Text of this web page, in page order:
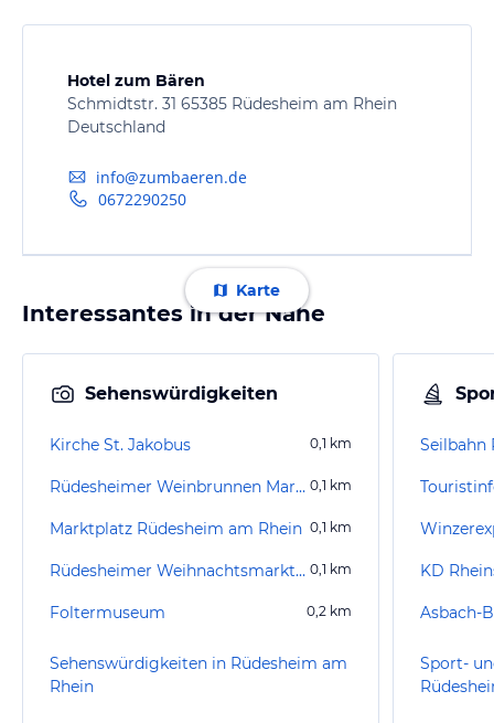
Hotel zum Bären
Schmidtstr. 31 65385 Rüdesheim am Rhein
Deutschland
info@zumbaeren.de
0672290250
Karte
Interessantes in der Nähe
Sehenswürdigkeiten
Kirche St. Jakobus 0,1 km
Rüdesheimer Weinbrunnen Marktplatzbrunnen 0,1 km
Marktplatz Rüdesheim am Rhein 0,1 km
Rüdesheimer Weihnachtsmarkt der Nationen 0,1 km
Foltermuseum 0,2 km
Sehenswürdigkeiten in Rüdesheim am
Rhein
Seilbahn
KD
Sport-